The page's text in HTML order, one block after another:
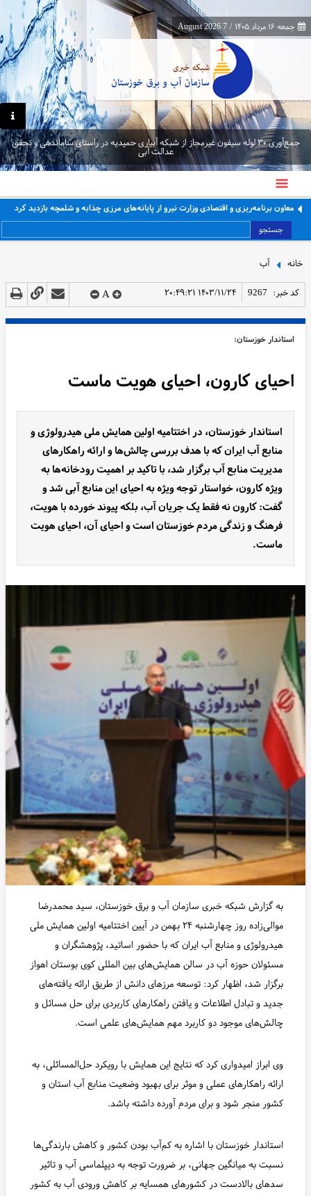
جمعه ۱۶ مرداد ۱۴۰۵ /
7 August 2026
جمع‌آوری ۳۰ لوله سیفون غیرمجاز از شبکه آبیاری حمیدیه در راستای ساماندهی و تحقق
عدالت آبی
معاون برنامه‌ریزی و اقتصادی وزارت نیرو از پایانه‌های مرزی چذابه و شلمچه بازدید کرد
جستجو
خانه آب
کد خبر: 9267 ۱۴۰۳/۱۱/۲۴ ۲۰:۴۹:۲۱ A
استاندار خوزستان:
احیای کارون، احیای هویت ماست
استاندار خوزستان، در اختتامیه اولین همایش ملی هیدرولوژی و
منابع آب ایران که با هدف بررسی چالش‌ها و ارائه راهکارهای
مدیریت منابع آب برگزار شد، با تاکید بر اهمیت رودخانه‌ها به
ویژه کارون، خواستار توجه ویژه به احیای این منابع آبی شد و
گفت: کارون نه فقط یک جریان آب، بلکه پیوند خورده با هویت،
فرهنگ و زندگی مردم خوزستان است و احیای آن، احیای هویت
ماست.
به گزارش شبکه خبری سازمان آب و برق خوزستان، سید محمدرضا
موالی‌زاده روز چهارشنبه ۲۴ بهمن در آیین اختتامیه اولین همایش ملی
هیدرولوژی و منابع آب ایران که با حضور اساتید، پژوهشگران و
مسئولان حوزه آب در سالن همایش‌های بین المللی کوی بوستان اهواز
برگزار شد، اظهار کرد: توسعه مرزهای دانش از طریق ارائه یافته‌های
جدید و تبادل اطلاعات و یافتن راهکارهای کاربردی برای حل مسائل و
چالش‌های موجود دو کاربرد مهم همایش‌های علمی است‌.
وی ابراز امیدواری کرد که نتایج این همایش با رویکرد حل‌المسائلی، به
ارائه راهکارهای عملی و موثر برای بهبود وضعیت منابع آب استان و
کشور منجر شود و برای مردم آورده داشته باشد.
استاندار خوزستان با اشاره به کم‌آب بودن کشور و کاهش بارندگی‌ها
نسبت به میانگین جهانی، بر ضرورت توجه به دیپلماسی آب و تاثیر
سدهای بالادست در کشورهای همسایه بر کاهش ورودی آب به کشور